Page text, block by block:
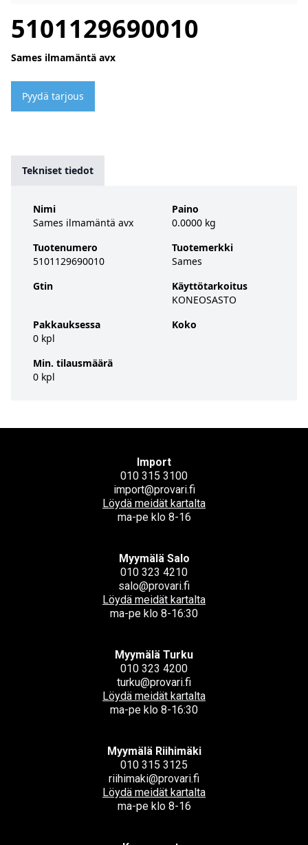
5101129690010
Sames ilmamäntä avx
Pyydä tarjous
Tekniset tiedot
Nimi
Sames ilmamäntä avx
Tuotenumero
5101129690010
Gtin
Pakkauksessa
0 kpl
Min. tilausmäärä
0 kpl
Paino
0.0000 kg
Tuotemerkki
Sames
Käyttötarkoitus
KONEOSASTO
Koko
Import
010 315 3100
import@provari.fi
Löydä meidät kartalta
ma-pe klo 8-16
Myymälä Salo
010 323 4210
salo@provari.fi
Löydä meidät kartalta
ma-pe klo 8-16:30
Myymälä Turku
010 323 4200
turku@provari.fi
Löydä meidät kartalta
ma-pe klo 8-16:30
Myymälä Riihimäki
010 315 3125
riihimaki@provari.fi
Löydä meidät kartalta
ma-pe klo 8-16